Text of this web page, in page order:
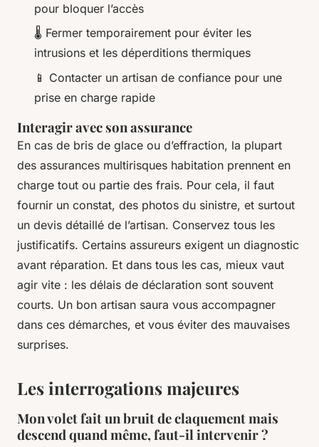
pour bloquer l’accès
🌡️ Fermer temporairement pour éviter les
intrusions et les déperditions thermiques
📱 Contacter un artisan de confiance pour une
prise en charge rapide
Interagir avec son assurance
En cas de bris de glace ou d’effraction, la plupart
des assurances multirisques habitation prennent en
charge tout ou partie des frais. Pour cela, il faut
fournir un constat, des photos du sinistre, et surtout
un devis détaillé de l’artisan. Conservez tous les
justificatifs. Certains assureurs exigent un diagnostic
avant réparation. Et dans tous les cas, mieux vaut
agir vite : les délais de déclaration sont souvent
courts. Un bon artisan saura vous accompagner
dans ces démarches, et vous éviter des mauvaises
surprises.
Les interrogations majeures
Mon volet fait un bruit de claquement mais
descend quand même, faut-il intervenir ?